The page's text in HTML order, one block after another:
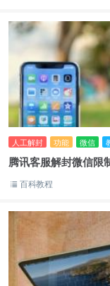
人工解封 功能 微信
腾讯客服解封微信限
百科教程